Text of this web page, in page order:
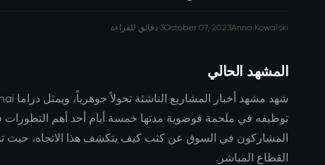
Anna Kowalski
October 07, 20233 دقائق للقراءة
المشهد الحالي
المشاركون في السوق عن كثب كيف يتكشف هذا الاتجاه، حيث
القطاع المباشر.